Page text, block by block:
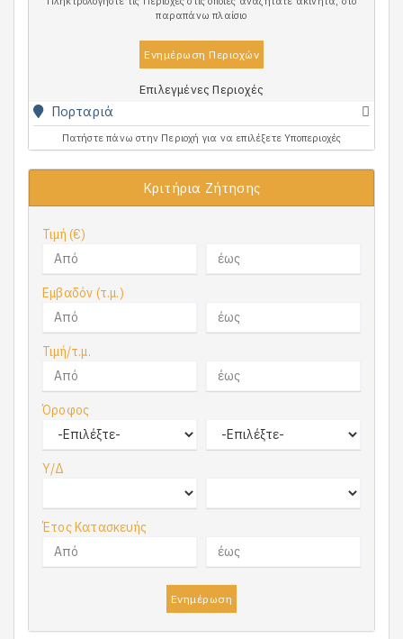
παραπάνω πλαίσιο
Ενημέρωση Περιοχών
Επιλεγμένες Περιοχές
Πορταριά
Πατήστε πάνω στην Περιοχή για να επιλέξετε Υποπεριοχές
Κριτήρια Ζήτησης
Τιμή (€)
Εμβαδόν (τ.μ.)
Τιμή/τ.μ.
Όροφος
Υ/Δ
Έτος Κατασκευής
Ενημέρωση